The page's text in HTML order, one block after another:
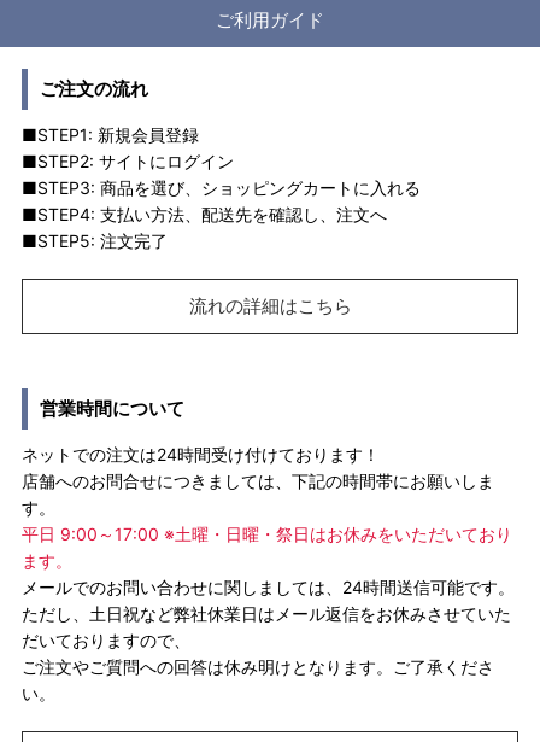
ご利用ガイド
ご注文の流れ
■STEP1: 新規会員登録
■STEP2: サイトにログイン
■STEP3: 商品を選び、ショッピングカートに入れる
■STEP4: 支払い方法、配送先を確認し、注文へ
■STEP5: 注文完了
流れの詳細はこちら
営業時間について
ネットでの注文は24時間受け付けております！
店舗へのお問合せにつきましては、下記の時間帯にお願いしま
す。
平日 9:00～17:00 ※土曜・日曜・祭日はお休みをいただいており
ます。
メールでのお問い合わせに関しましては、24時間送信可能です。
ただし、土日祝など弊社休業日はメール返信をお休みさせていた
だいておりますので、
ご注文やご質問への回答は休み明けとなります。ご了承くださ
い。